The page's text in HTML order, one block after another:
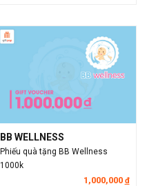
BB WELLNESS
Phiếu quà tặng BB Wellness
1000k
1,000,000 đ